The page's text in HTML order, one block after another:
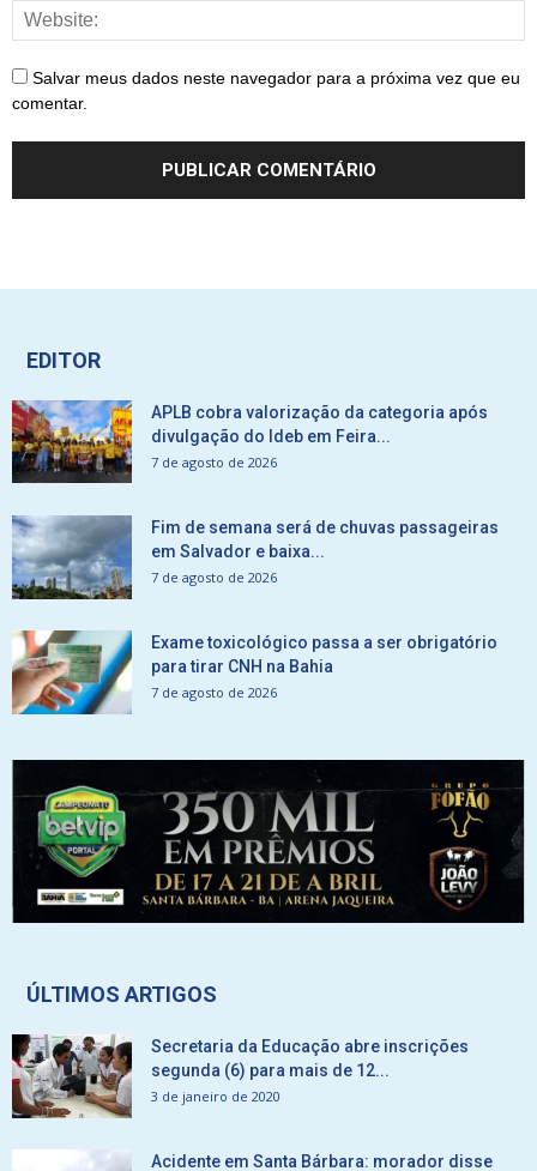
Salvar meus dados neste navegador para a próxima vez que eu
comentar.
EDITOR
APLB cobra valorização da categoria após
divulgação do Ideb em Feira...
7 de agosto de 2026
Fim de semana será de chuvas passageiras
em Salvador e baixa...
7 de agosto de 2026
Exame toxicológico passa a ser obrigatório
para tirar CNH na Bahia
7 de agosto de 2026
ÚLTIMOS ARTIGOS
Secretaria da Educação abre inscrições
segunda (6) para mais de 12...
3 de janeiro de 2020
Acidente em Santa Bárbara: morador disse